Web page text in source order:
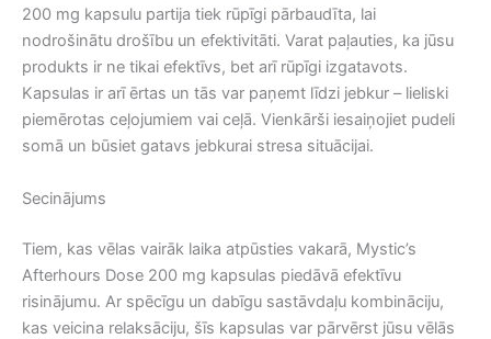
200 mg kapsulu partija tiek rūpīgi pārbaudīta, lai
nodrošinātu drošību un efektivitāti. Varat paļauties, ka jūsu
produkts ir ne tikai efektīvs, bet arī rūpīgi izgatavots.
Kapsulas ir arī ērtas un tās var paņemt līdzi jebkur – lieliski
piemērotas ceļojumiem vai ceļā. Vienkārši iesaiņojiet pudeli
somā un būsiet gatavs jebkurai stresa situācijai.
Secinājums
Tiem, kas vēlas vairāk laika atpūsties vakarā, Mystic’s
Afterhours Dose 200 mg kapsulas piedāvā efektīvu
risinājumu. Ar spēcīgu un dabīgu sastāvdaļu kombināciju,
kas veicina relaksāciju, šīs kapsulas var pārvērst jūsu vēlās